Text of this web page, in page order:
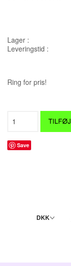
Lager :
Leveringstid :
Ring for pris!
Save